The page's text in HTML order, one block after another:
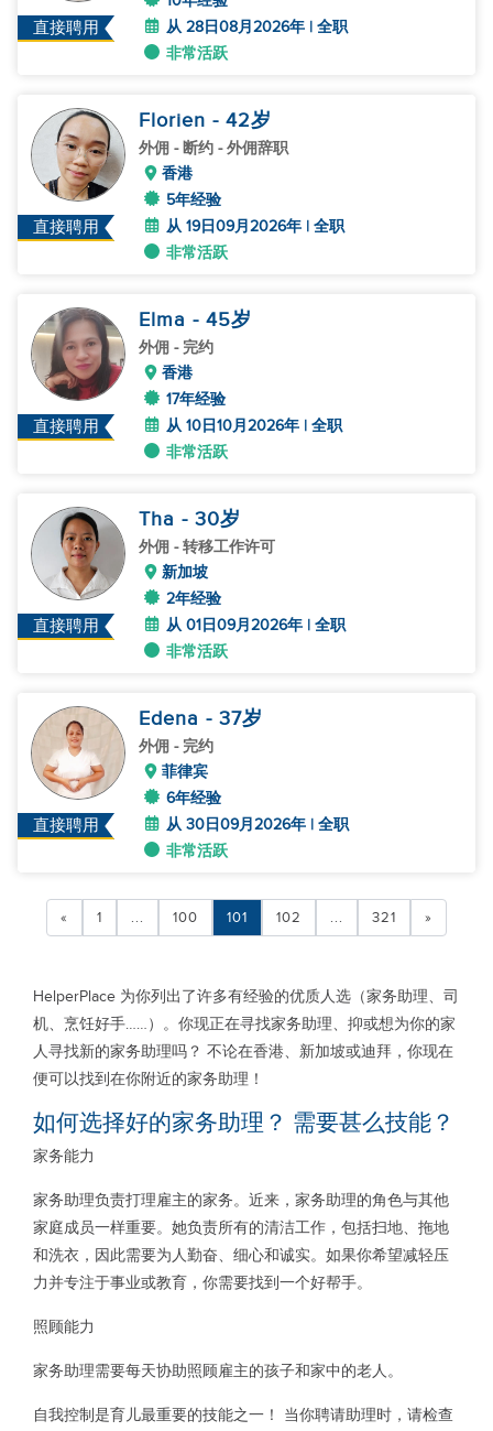
直接聘用
从 28日08月2026年 | 全职
非常活跃
直接聘用
Florien - 42岁
外佣 - 断约 - 外佣辞职
香港
5年经验
从 19日09月2026年 | 全职
非常活跃
直接聘用
Elma - 45岁
外佣 - 完约
香港
17年经验
从 10日10月2026年 | 全职
非常活跃
直接聘用
Tha - 30岁
外佣 - 转移工作许可
新加坡
2年经验
从 01日09月2026年 | 全职
非常活跃
直接聘用
Edena - 37岁
外佣 - 完约
菲律宾
6年经验
从 30日09月2026年 | 全职
非常活跃
« 1 ... 100 101 102 ... 321 »
HelperPlace 为你列出了许多有经验的优质人选（家务助理、司
机、烹饪好手……）。你现正在寻找家务助理、抑或想为你的家
人寻找新的家务助理吗？ 不论在香港、新加坡或迪拜，你现在
便可以找到在你附近的家务助理！
如何选择好的家务助理？ 需要甚么技能？
家务能力
家务助理负责打理雇主的家务。近来，家务助理的角色与其他
家庭成员一样重要。她负责所有的清洁工作，包括扫地、拖地
和洗衣，因此需要为人勤奋、细心和诚实。如果你希望减轻压
力并专注于事业或教育，你需要找到一个好帮手。
照顾能力
家务助理需要每天协助照顾雇主的孩子和家中的老人。
自我控制是育儿最重要的技能之一！ 当你聘请助理时，请检查